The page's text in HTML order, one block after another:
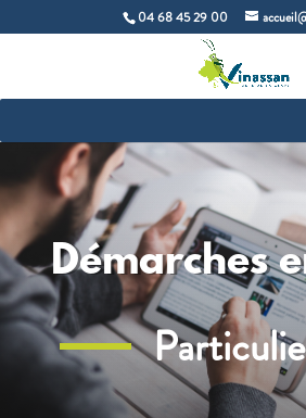
04 68 45 29 00
Démarches